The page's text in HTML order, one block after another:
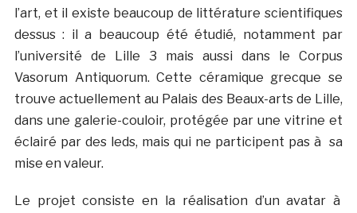
l’art, et il existe beaucoup de littérature scientifiques
dessus : il a beaucoup été étudié, notamment par
l’université de Lille 3 mais aussi dans le Corpus
Vasorum Antiquorum. Cette céramique grecque se
trouve actuellement au Palais des Beaux-arts de Lille,
dans une galerie-couloir, protégée par une vitrine et
éclairé par des leds, mais qui ne participent pas à sa
mise en valeur.
Le projet consiste en la réalisation d’un avatar à